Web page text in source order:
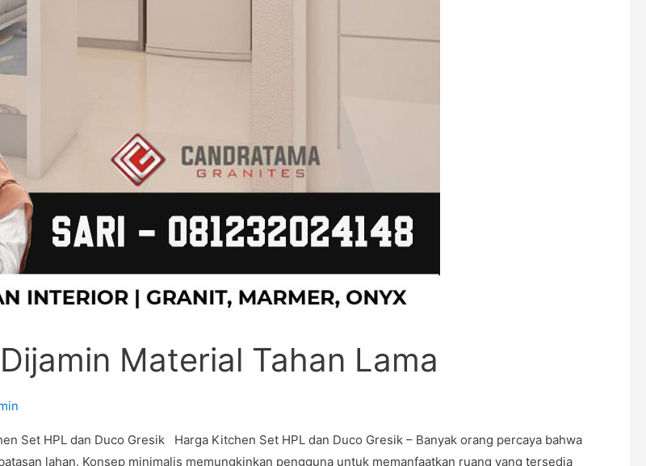
Material Tahan Lama
Set HPL dan Duco Gresik Harga Kitchen Set HPL dan Duco Gresik – Banyak orang percaya bahwa
lahan. Konsep minimalis memungkinkan pengguna untuk memanfaatkan ruang yang tersedia